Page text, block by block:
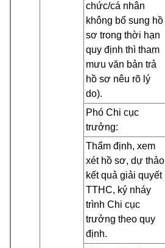
chức/cá nhân
không bổ sung hồ
sơ trong thời hạn
quy định thì tham
mưu văn bản trả
hồ sơ nêu rõ lý
do).
Phó Chi cục
trưởng:
Thẩm định, xem
xét hồ sơ, dự thảo
kết quả giải quyết
TTHC, ký nháy
trình Chi cục
trưởng theo quy
định.